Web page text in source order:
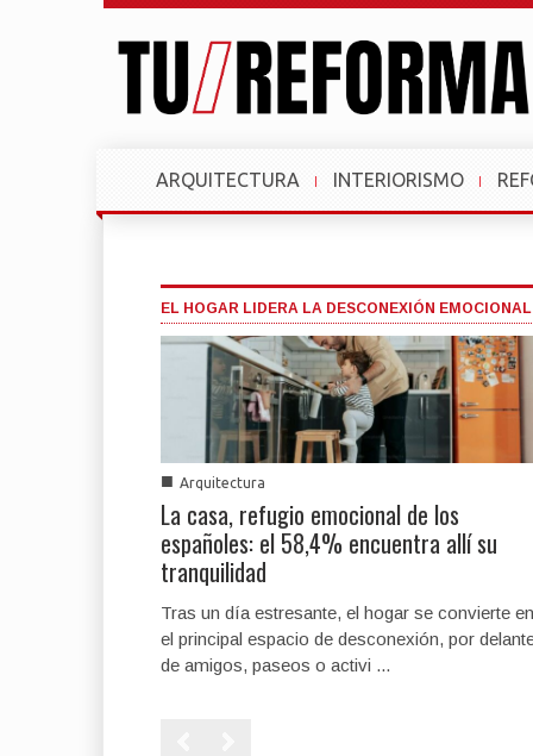
ARQUITECTURA INTERIORISMO
EL HOGAR LIDERA LA DESCONEXIÓN EMOCIONAL
■ Arquitectura
La casa, refugio emocional de los
españoles: el 58,4% encuentra allí su
tranquilidad
Tras un día estresante, el hogar se convierte en
el principal espacio de desconexión, por
de amigos, paseos o activi ...